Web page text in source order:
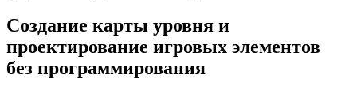
Создание карты уровня и
проектирование игровых элементов
без программирования